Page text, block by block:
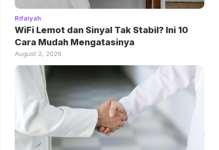
Rifaiyah
WiFi Lemot dan Sinyal Tak Stabil? Ini 10
Cara Mudah Mengatasinya
August 2, 2026